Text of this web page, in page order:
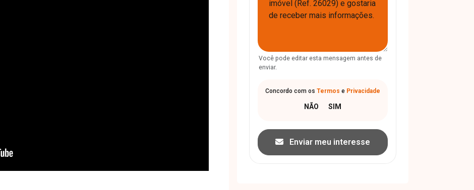
Você pode editar esta mensagem antes de
enviar.
Concordo com os Termos e Privacidade
Enviar meu interesse